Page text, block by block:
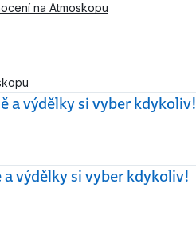
na Atmoskopu
a výdělky si vyber kdykoliv!
výdělky si vyber kdykoliv!